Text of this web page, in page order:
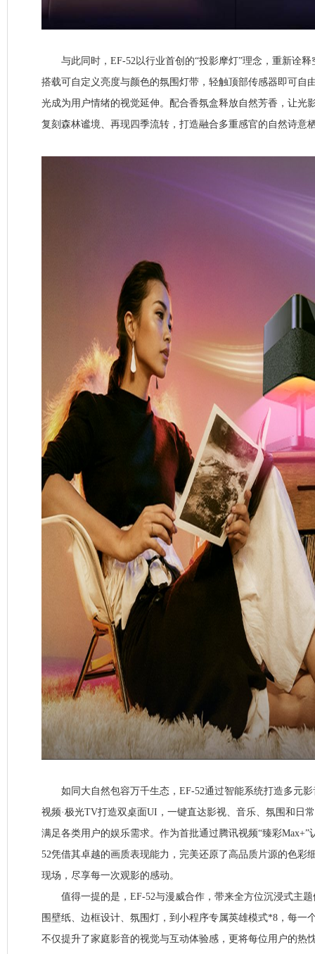
与此同时，EF-52以行业首创的“投影摩灯”理念，重新诠释
搭载可自定义亮度与颜色的氛围灯带，轻触顶部传感器即可自
光成为用户情绪的视觉延伸。配合香氛盒释放自然芳香，让光
复刻森林谧境、再现四季流转，打造融合多重感官的自然诗意
如同大自然包容万千生态，EF-52通过智能系统打造多元影
视频·极光TV打造双桌面UI，一键直达影视、音乐、氛围和日
满足各类用户的娱乐需求。作为首批通过腾讯视频“臻彩Max+”
52凭借其卓越的画质表现能力，完美还原了高品质片源的色彩
现场，尽享每一次观影的感动。
值得一提的是，EF-52与漫威合作，带来全方位沉浸式主
围壁纸、边框设计、氛围灯，到小程序专属英雄模式*8，每一
不仅提升了家庭影音的视觉与互动体验感，更将每位用户的热